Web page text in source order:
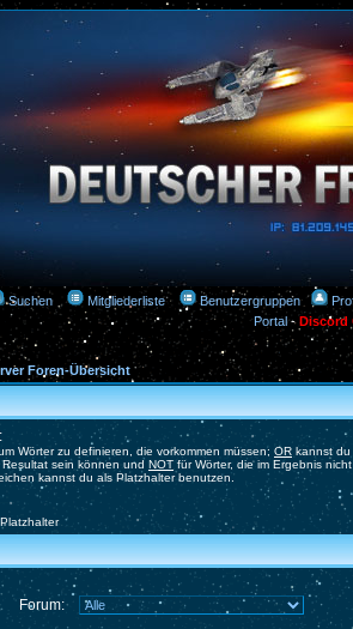
Suchen Mitgliederliste Benutzergruppen
Portal-Discord
Foren-Übersicht
Wörter zu definieren, die vorkommen müssen; OR kannst du
sein können und NOT für Wörter, die im Ergebnis nicht
kannst du als Platzhalter benutzen.
Forum: